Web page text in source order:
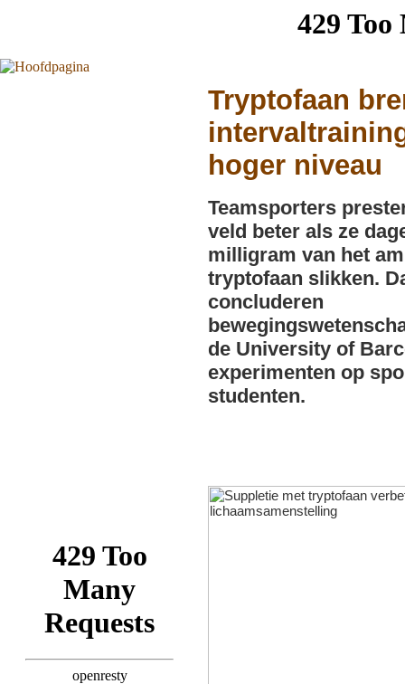
Tryptofaan
hoger niveau
Teamsporters
veld beter als ze
milligram van het
tryptofaan slikken.
concluderen
de University of
experimenten op
studenten.